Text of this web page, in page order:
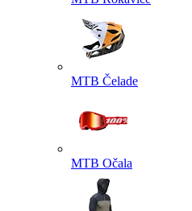
MTB Čelade
MTB Očala